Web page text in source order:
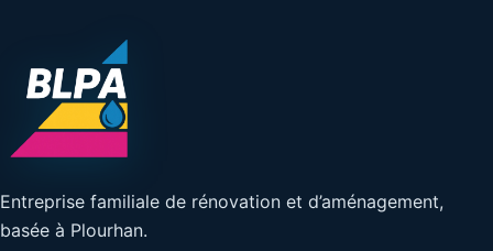
Entreprise familiale de rénovation et d’aménagement,
basée à Plourhan.